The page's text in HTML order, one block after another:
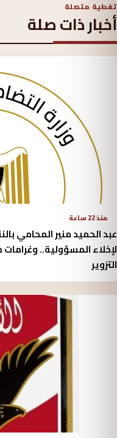
تغطية متصلة
أخبار ذات صلة
منذ 22 ساعة
عبد الحميد منير المحامي
لإخلاء المسؤولية..
التزوير